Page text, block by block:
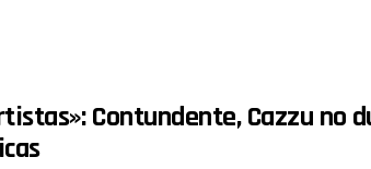
Contundente, Cazzu no